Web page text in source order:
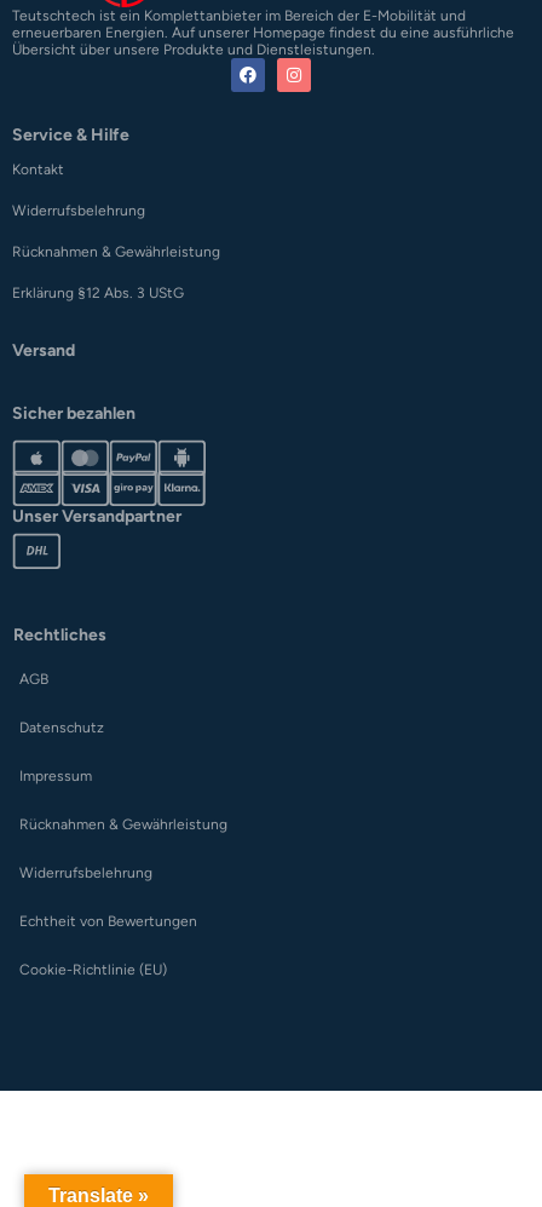
Teutschtech ist ein Komplettanbieter im Bereich der E-Mobilität und
erneuerbaren Energien. Auf unserer Homepage findest du eine ausführliche
Übersicht über unsere Produkte und Dienstleistungen.
Service & Hilfe
Kontakt
Widerrufsbelehrung
Rücknahmen & Gewährleistung
Erklärung §12 Abs. 3 UStG
Versand
Sicher bezahlen
Unser Versandpartner
Rechtliches
AGB
Datenschutz
Impressum
Rücknahmen & Gewährleistung
Widerrufsbelehrung
Echtheit von Bewertungen
Cookie-Richtlinie (EU)
Translate »